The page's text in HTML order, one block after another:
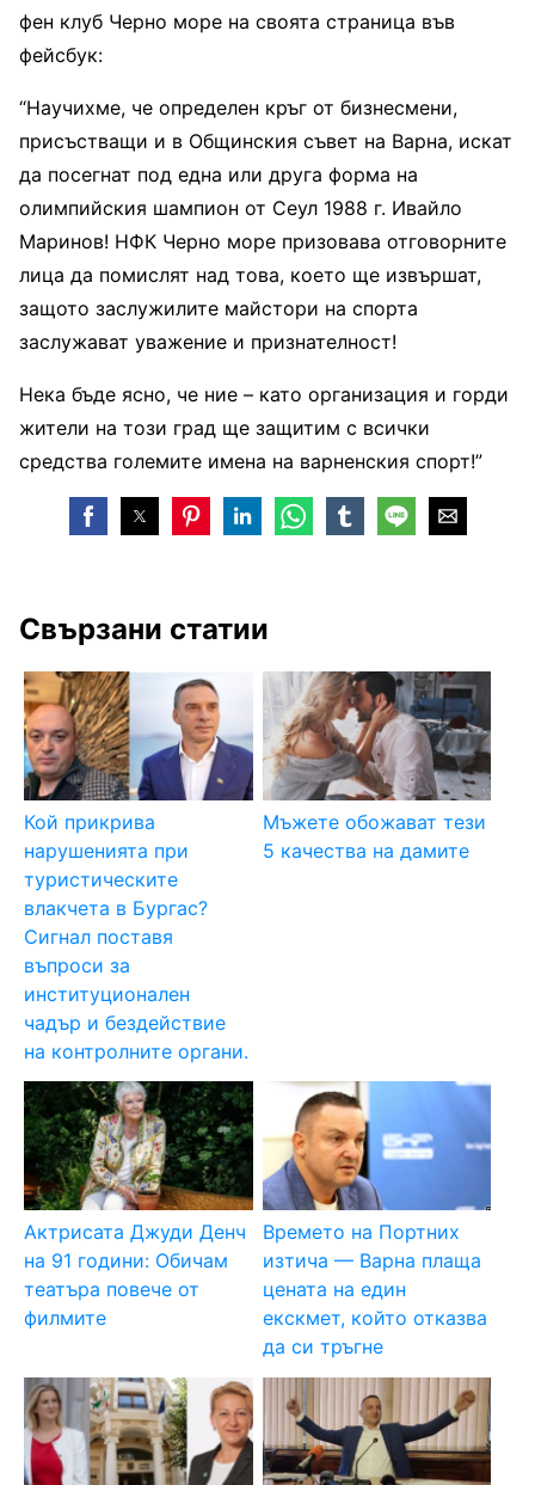
фен клуб Черно море на своята страница във
фейсбук:
“Научихме, че определен кръг от бизнесмени,
присъстващи и в Общинския съвет на Варна, искат
да посегнат под една или друга форма на
олимпийския шампион от Сеул 1988 г. Ивайло
Маринов! НФК Черно море призовава отговорните
лица да помислят над това, което ще извършат,
защото заслужилите майстори на спорта
заслужават уважение и признателност!
Нека бъде ясно, че ние – като организация и горди
жители на този град ще защитим с всички
средства големите имена на варненския спорт!”
Свързани статии
Кой прикрива
нарушенията при
туристическите
влакчета в Бургас?
Сигнал поставя
въпроси за
институционален
чадър и бездействие
на контролните органи.
Мъжете обожават тези
5 качества на дамите
Актрисата Джуди Денч
на 91 години: Обичам
театъра повече от
филмите
Времето на Портних
изтича — Варна плаща
цената на един
екскмет, който отказва
да си тръгне